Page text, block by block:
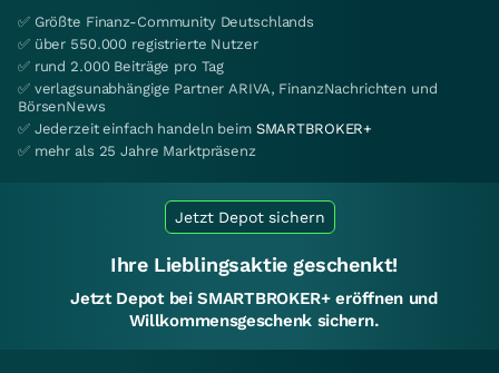
✅ Größte Finanz-Community Deutschlands
✅ über 550.000 registrierte Nutzer
✅ rund 2.000 Beiträge pro Tag
✅ verlagsunabhängige Partner ARIVA, FinanzNachrichten und
BörsenNews
✅ Jederzeit einfach handeln beim SMARTBROKER+
✅ mehr als 25 Jahre Marktpräsenz
Jetzt Depot sichern
Ihre Lieblingsaktie geschenkt!
Jetzt Depot bei SMARTBROKER+ eröffnen und
Willkommensgeschenk sichern.